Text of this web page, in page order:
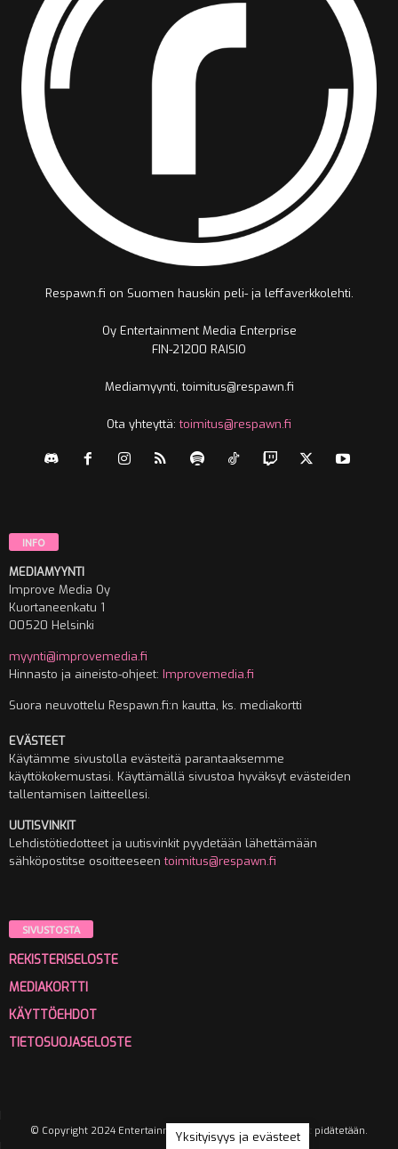
Respawn.fi on Suomen hauskin peli- ja leffaverkkolehti.
Oy Entertainment Media Enterprise
FIN-21200 RAISIO
Mediamyynti, toimitus@respawn.fi
Ota yhteyttä:toimitus@respawn.fi
INFO
MEDIAMYYNTI
Improve Media Oy
Kuortaneenkatu 1
00520 Helsinki
myynti@improvemedia.fi
Hinnasto ja aineisto-ohjeet: Improvemedia.fi
Suora neuvottelu Respawn.fi:n kautta, ks. mediakortti
EVÄSTEET
Käytämme sivustolla evästeitä parantaaksemme
käyttökokemustasi. Käyttämällä sivustoa hyväksyt evästeiden
tallentamisen laitteellesi.
UUTISVINKIT
Lehdistötiedotteet ja uutisvinkit pyydetään lähettämään
sähköpostitse osoitteeseentoimitus@respawn.fi
SIVUSTOSTA
REKISTERISELOSTE
MEDIAKORTTI
KÄYTTÖEHDOT
TIETOSUOJASELOSTE
© Copyright 2024 Entertainment Media Oy. Kaikki oikeudet pidätetään.
Yksityisyys ja evästeet